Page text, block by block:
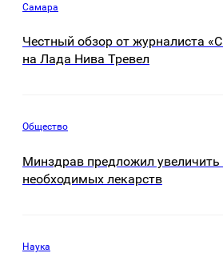
Самара
Честный обзор от журналиста
на Лада Нива Тревел
Общество
Минздрав предложил увеличить
необходимых лекарств
Наука